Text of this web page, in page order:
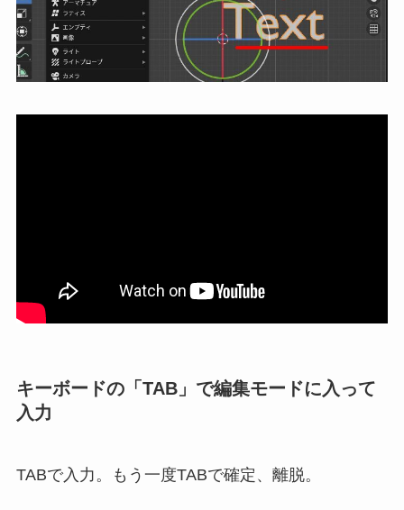
キーボードの「TAB」で編集モードに入って
入力
TABで入力。もう一度TABで確定、離脱。